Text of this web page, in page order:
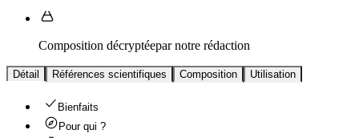
Composition décryptéepar notre rédaction
Détail Références scientifiques Composition Utilisation
Bienfaits
Pour qui ?